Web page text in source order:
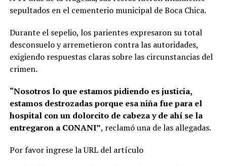
sepultados en el cementerio municipal de Boca Chica.
Durante el sepelio, los parientes expresaron su total
desconsuelo y arremetieron contra las autoridades,
exigiendo respuestas claras sobre las circunstancias del
crimen.
“Nosotros lo que estamos pidiendo es justicia,
estamos destrozadas porque esa niña fue para el
hospital con un dolorcito de cabeza y de ahí se la
entregaron a CONANI”, reclamó una de las allegadas.
Por favor ingrese la URL del artículo